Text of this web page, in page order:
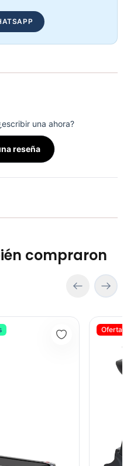
una ahora?
reseña(Se
abre
en
nueva
compraron
72010 Banda
Oferta